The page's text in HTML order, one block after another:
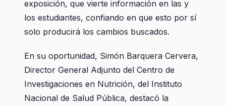
exposición, que vierte información en las y
los estudiantes, confiando en que esto por sí
solo producirá los cambios buscados.
En su oportunidad, Simón Barquera Cervera,
Director General Adjunto del Centro de
Investigaciones en Nutrición, del Instituto
Nacional de Salud Pública, destacó la